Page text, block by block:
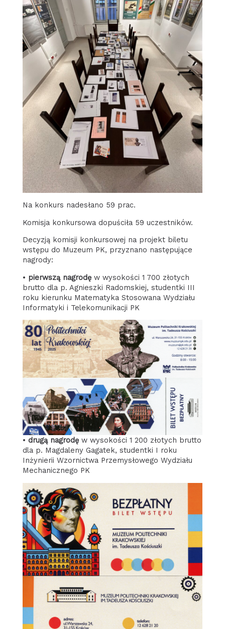
Na konkurs nadesłano 59 prac.
Komisja konkursowa dopuściła 59 uczestników.
Decyzją komisji konkursowej na projekt biletu
wstępu do Muzeum PK, przyznano następujące
nagrody:
• pierwszą nagrodęw wysokości 1 700 złotych
brutto dla p. Agnieszki Radomskiej, studentki III
roku kierunku Matematyka Stosowana Wydziału
Informatyki i Telekomunikacji PK
• drugą nagrodęw wysokości 1 200 złotych brutto
dla p. Magdaleny Gagatek, studentki I roku
Inżynierii Wzornictwa Przemysłowego Wydziału
Mechanicznego PK